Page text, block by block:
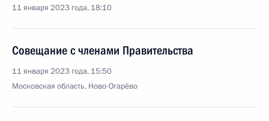
11 января 2023 года, 18:10
Совещание с членами Правительства
11 января 2023 года, 15:50
Московская область, Ново-Огарёво